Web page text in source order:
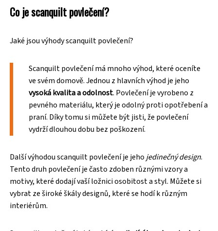
Co je scanquilt povlečení?
Jaké jsou výhody scanquilt povlečení?
Scanquilt povlečení má mnoho výhod, které oceníte
ve svém domově. Jednou z hlavních výhod je jeho
vysoká kvalita a odolnost. Povlečení je vyrobeno z
pevného materiálu, který je odolný proti opotřebení a
praní. Díky tomu si můžete být jisti, že povlečení
vydrží dlouhou dobu bez poškození.
Další výhodou scanquilt povlečení je jeho jedinečný design.
Tento druh povlečení je často zdoben různými vzory a
motivy, které dodají vaší ložnici osobitost a styl. Můžete si
vybrat ze široké škály designů, které se hodí k různým
interiérům.